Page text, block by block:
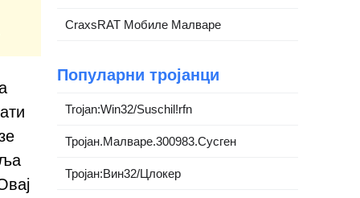
CraxsRAT Мобиле Малваре
Популарни тројанци
Trojan:Win32/Suschil!rfn
Тројан.Малваре.300983.Сусген
Тројан:Вин32/Цлокер